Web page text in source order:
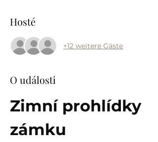
Hosté
+12 weitere Gäste
O události
Zimní prohlídky
zámku